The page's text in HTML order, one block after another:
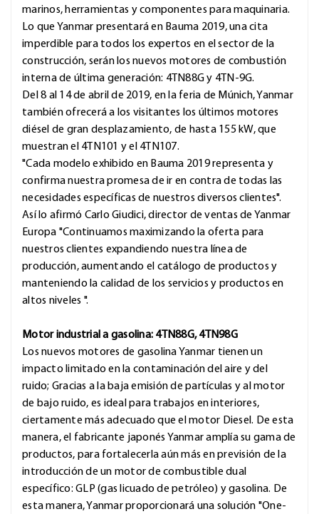
marinos, herramientas y componentes para maquinaria.
Lo que Yanmar presentará en Bauma 2019, una cita
imperdible para todos los expertos en el sector de la
construcción, serán los nuevos motores de combustión
interna de última generación: 4TN88G y 4TN-9G.
Del 8 al 14 de abril de 2019, en la feria de Múnich, Yanmar
también ofrecerá a los visitantes los últimos motores
diésel de gran desplazamiento, de hasta 155 kW, que
muestran el 4TN101 y el 4TN107.
"Cada modelo exhibido en Bauma 2019 representa y
confirma nuestra promesa de ir en contra de todas las
necesidades específicas de nuestros diversos clientes".
Así lo afirmó Carlo Giudici, director de ventas de Yanmar
Europa "Continuamos maximizando la oferta para
nuestros clientes expandiendo nuestra línea de
producción, aumentando el catálogo de productos y
manteniendo la calidad de los servicios y productos en
altos niveles ".
Motor industrial a gasolina: 4TN88G, 4TN98G
Los nuevos motores de gasolina Yanmar tienen un
impacto limitado en la contaminación del aire y del
ruido; Gracias a la baja emisión de partículas y al motor
de bajo ruido, es ideal para trabajos en interiores,
ciertamente más adecuado que el motor Diesel. De esta
manera, el fabricante japonés Yanmar amplía su gama de
productos, para fortalecerla aún más en previsión de la
introducción de un motor de combustible dual
específico: GLP (gas licuado de petróleo) y gasolina. De
esta manera, Yanmar proporcionará una solución "One-